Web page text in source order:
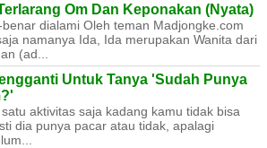
Om Dan Keponakan (Nyata)
dialami Oleh teman Madjongke.com
namanya Ida, Ida merupakan Wanita dari
(ad...
Untuk Tanya 'Sudah Punya
aktivitas saja kadang kamu tidak bisa
dia punya pacar atau tidak, apalagi